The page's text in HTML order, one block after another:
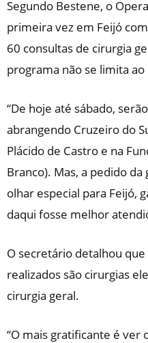
Segundo Bestene, o
primeira vez em Feijó
60 consultas de cirurgia
programa não se limita
“De hoje até sábado,
abrangendo Cruzeiro do
Plácido de Castro e na
Branco). Mas, a pedido
olhar especial para Feijó,
daqui fosse melhor
O secretário detalhou
realizados são cirurgias
cirurgia geral.
“O mais gratificante é ver